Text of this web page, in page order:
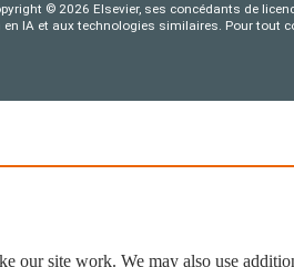
© 2026 Elsevier, ses concédants de
IA et aux technologies similaires. Pour tout
our site work. We may also use